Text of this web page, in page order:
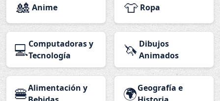
🎎 Anime 👕 Ropa
💻Computadoras y
Tecnología
🦄 Dibujos
Animados
🍔Alimentación y
🌍Geografía e